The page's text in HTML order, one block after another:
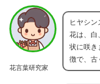
花言葉研究家
ヒヤシン
花は、白
状に咲き
徴で、古